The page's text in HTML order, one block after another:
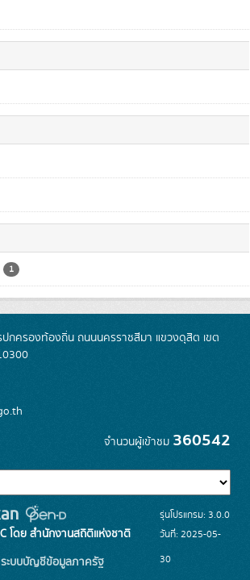
1
ปกครองท้องถิ่น ถนนนครราชสีมา แขวงดุสิต เขต
จำนวนผู้เข้าชม 360542
โดย สำนักงานสถิติแห่งชาติ
ระบบบัญชีข้อมูลภาครัฐ
รุ่นโปรแกรม: 3.0.0
วันที่: 2025-05-
30